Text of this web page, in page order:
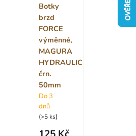
Botky
brzd
FORCE
výměnné,
MAGURA
HYDRAULIC
črn.
50mm
Do 3
dnů
(>5 ks)